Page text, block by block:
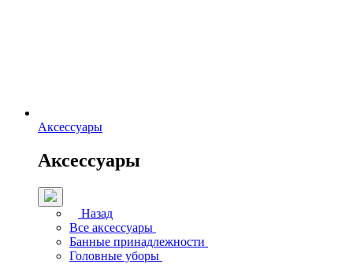
Аксессуары
Аксессуары
Назад
Все аксессуары
Банные принадлежности
Головные уборы